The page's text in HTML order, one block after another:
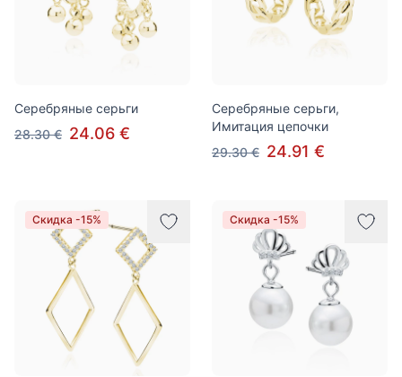
Серебряные серьги
28.30 € 24.06 €
Серебряные серьги,
Имитация цепочки
29.30 € 24.91 €
Скидка -15% Скидка -15%